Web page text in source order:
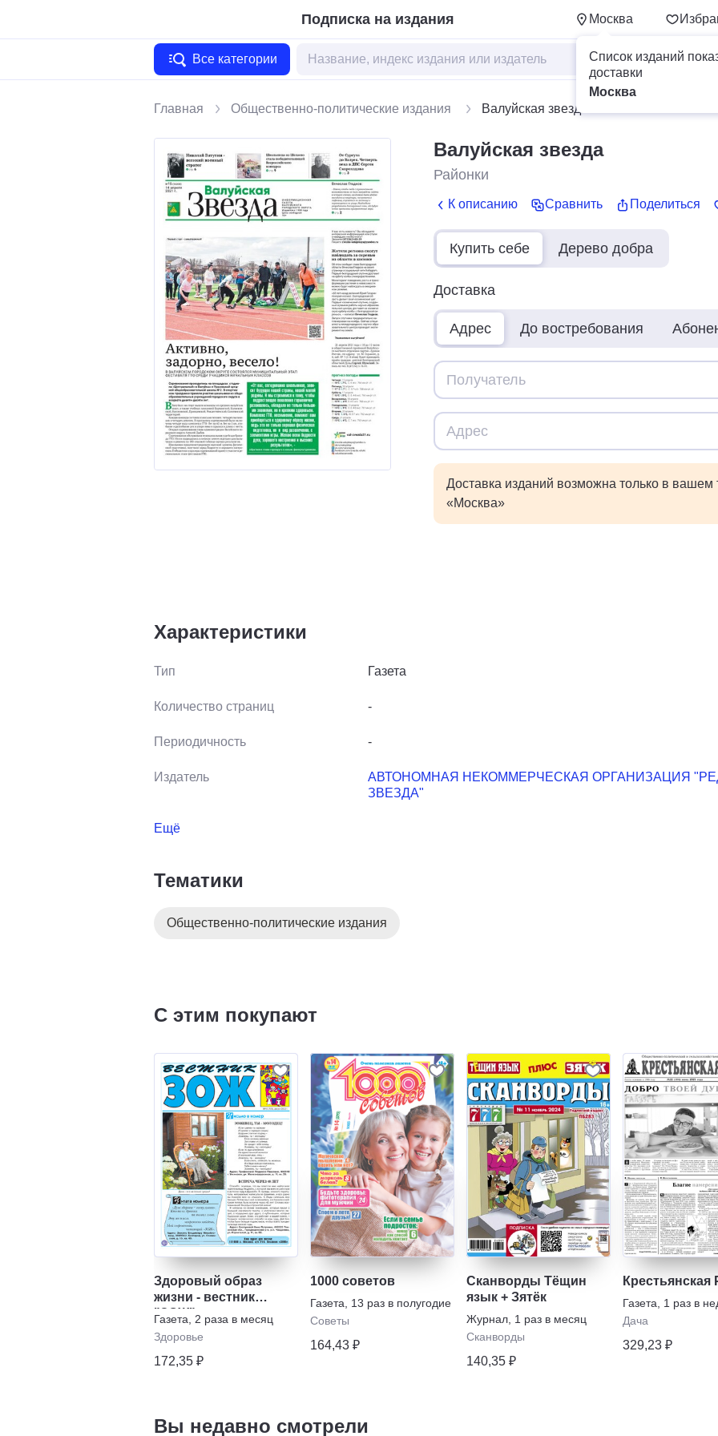
Подписка на издания Москва
Список изданий
доставки
Москва
Все категории
Главная Общественно-политические издания Валуйская звезда
Валуйская звезда
Районки
К описанию Сравнить Поделиться
Купить себе Дерево добра
Доставка
Адрес До востребования
Доставка изданий возможна только в вашем
«Москва»
Характеристики
Тип Газета
Количество страниц -
Периодичность -
Издатель
АВТОНОМНАЯ НЕКОММЕРЧЕСКАЯ ОРГАНИЗАЦИЯ
ЗВЕЗДА"
Ещё
Тематики
Общественно-политические издания
С этим покупают
Здоровый образ
жизни - вестник
"ЗОЖ"
Газета
2 раза в месяц
Здоровье
172,35 ₽
1000 советов
Газета
13 раз в полугодие
Советы
164,43 ₽
Сканворды Тёщин
язык + Зятёк
Журнал 1 раз в месяц
Сканворды
140,35 ₽
Крестьянская
Газета
1 раз в
Дача
329,23 ₽
Вы недавно смотрели